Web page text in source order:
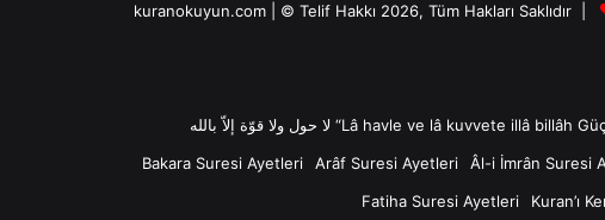
kuranokuyun.com | © Telif Hakkı 2026, Tüm Hakları Saklıdır |
Bakara Suresi Ayetleri
Arâf Suresi Ayetleri Âl-i İmrân Suresi
Fatiha Suresi Ayetleri
Kuran’ı